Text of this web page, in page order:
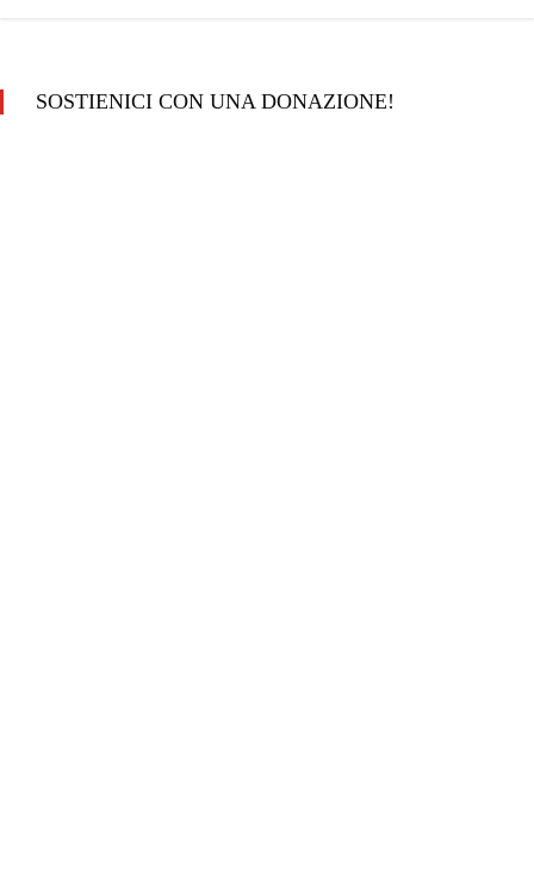
SOSTIENICI CON UNA DONAZIONE!